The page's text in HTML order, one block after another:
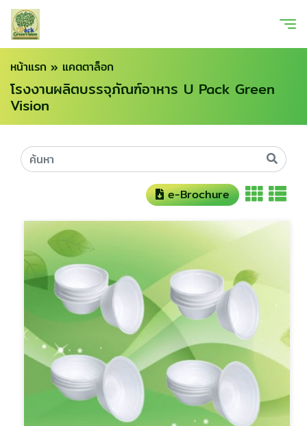
หน้าแรก » แคตตาล็อก
โรงงานผลิตบรรจุภัณฑ์อาหาร U Pack Green
Vision
e-Brochure